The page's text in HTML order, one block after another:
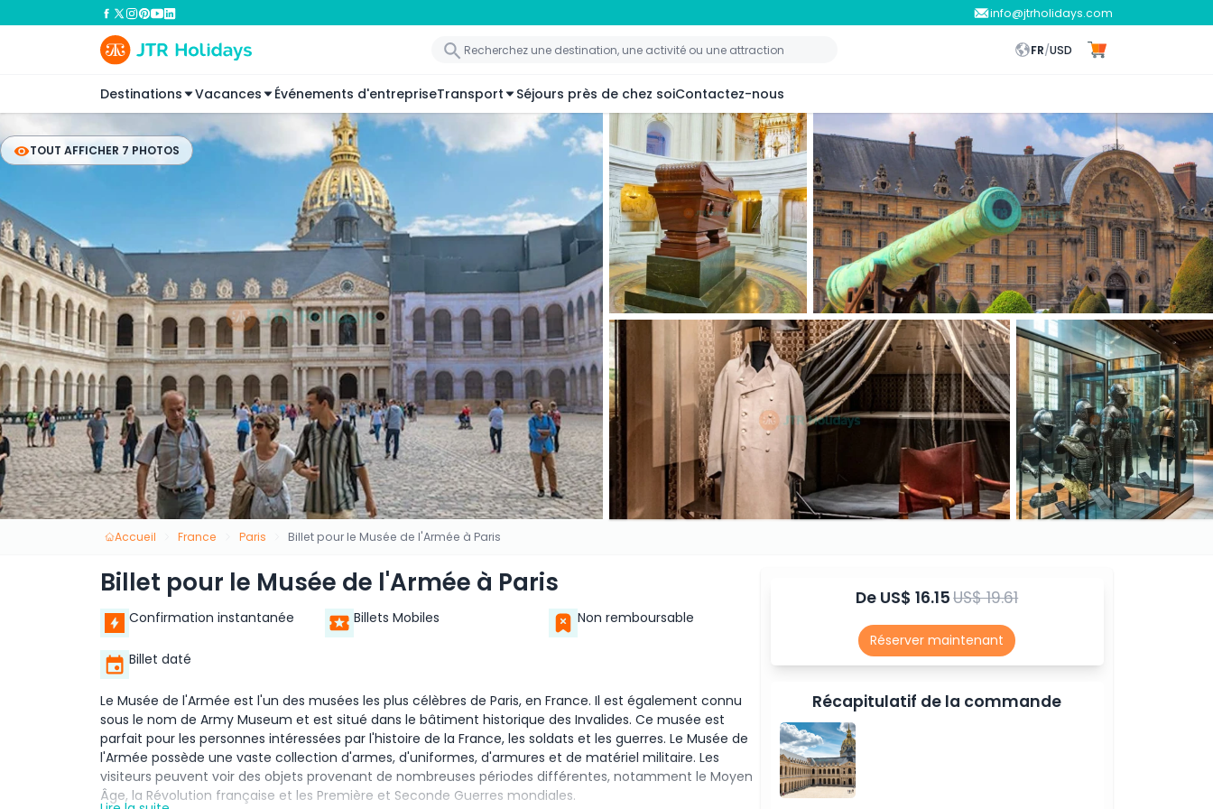
info@jtrholidays.com
FR/USD
Destinations Vacances Événements d'entrepriseTransport Séjours près de chez soiContactez-nous
TOUT AFFICHER 7 PHOTOS
Accueil France Paris Billet pour le Musée de l'Armée à Paris
Billet pour le Musée de l'Armée à Paris
Confirmation instantanée Billets Mobiles Non remboursable
Billet daté
Le Musée de l'Armée est l'un des musées les plus célèbres de Paris, en France. Il est également connu
sous le nom de Army Museum et est situé dans le bâtiment historique des Invalides. Ce musée est
parfait pour les personnes intéressées par l'histoire de la France, les soldats et les guerres. Le Musée de
l'Armée possède une vaste collection d'armes, d'uniformes, d'armures et de matériel militaire. Les
visiteurs peuvent voir des objets provenant de nombreuses périodes différentes, notamment le Moyen
Âge, la Révolution française et les Première et Seconde Guerres mondiales.
De US$ 16.15US$ 19.61
Réserver maintenant
Récapitulatif de la commande